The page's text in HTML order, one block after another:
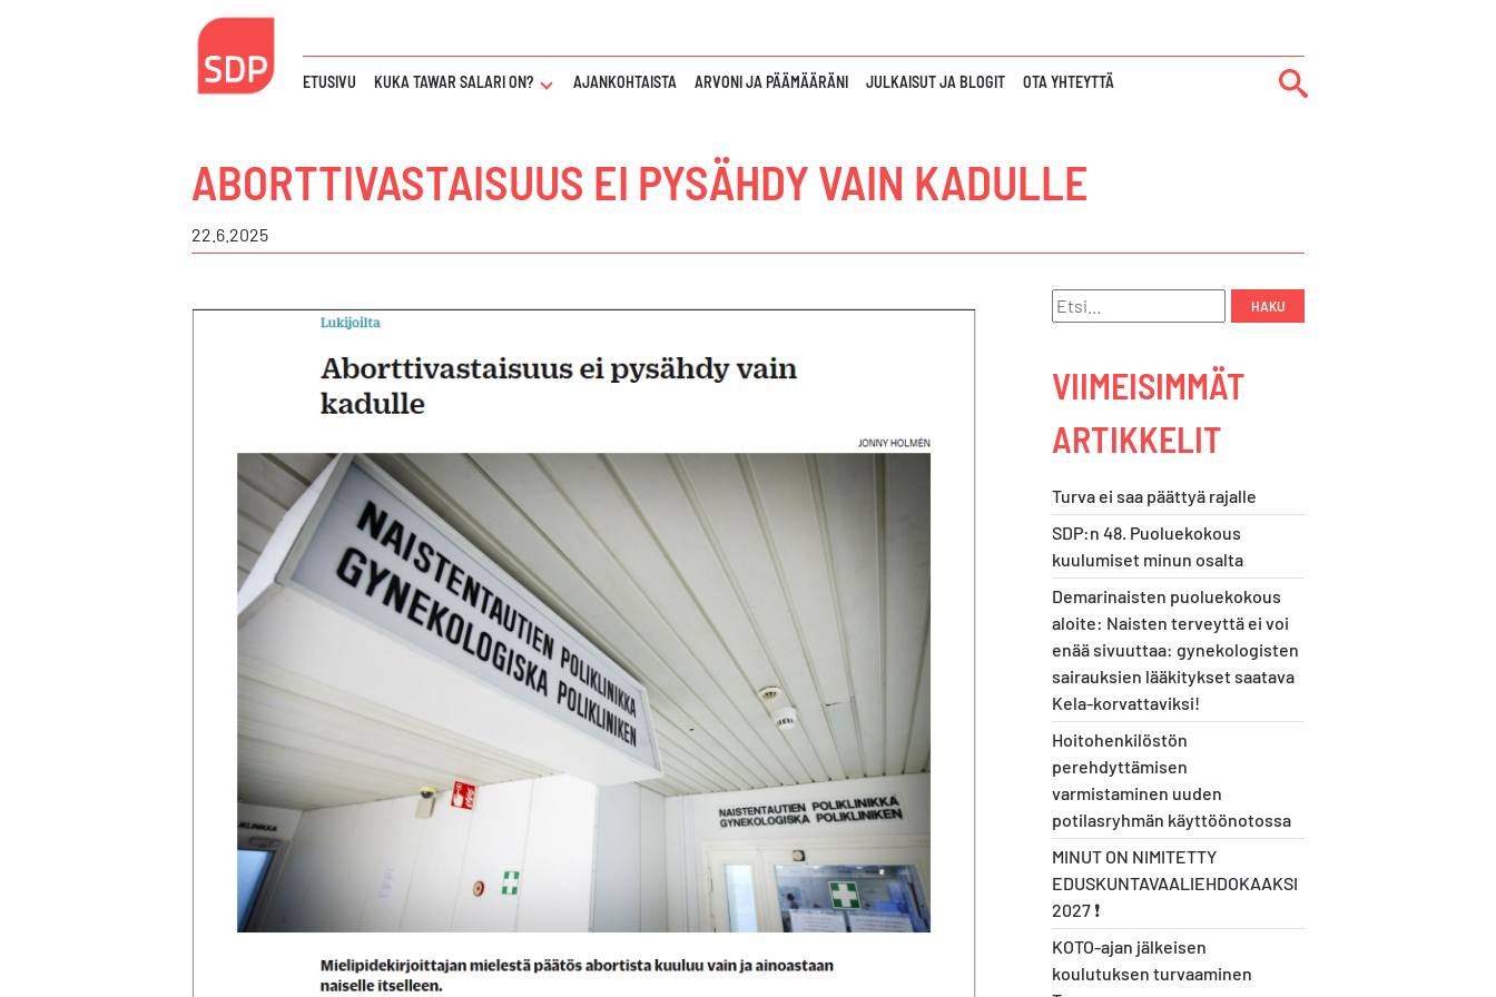
ETUSIVU KUKA TAWAR SALARI ON? NÄYTÄ
TAWAR
SALARI
AJANKOHTAISTA ARVONI JA PÄÄMÄÄRÄNI JULKAISUT JA BLOGIT OTA YHTEYTTÄ
ABORTTIVASTAISUUS EI PYSÄHDY VAIN KADULLE
22.6.2025
Hae:
VIIMEISIMMÄT
ARTIKKELIT
Turva ei saa päättyä rajalle
SDP:n 48. Puoluekokous
kuulumiset minun osalta
Demarinaisten puoluekokous
aloite: Naisten terveyttä ei voi
enää sivuuttaa: gynekologisten
sairauksien lääkitykset saatava
Kela-korvattaviksi!
Hoitohenkilöstön
perehdyttämisen
varmistaminen uuden
potilasryhmän käyttöönotossa
MINUT ON NIMITETTY
EDUSKUNTAVAALIEHDOKAAKSI
2027 ❗️
KOTO-ajan jälkeisen
koulutuksen turvaaminen